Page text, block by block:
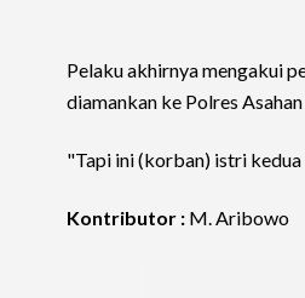
Pelaku akhirnya mengakui
diamankan ke Polres
"Tapi ini (korban) istri
Kontributor : M. Aribowo